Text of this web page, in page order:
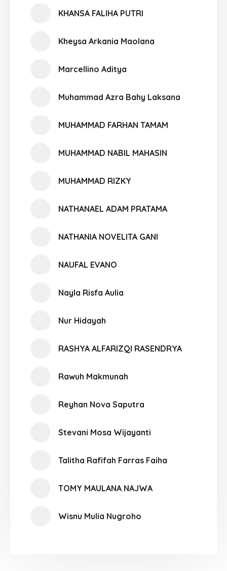
KHANSA FALIHA PUTRI
Kheysa Arkania Maolana
Marcellino Aditya
Muhammad Azra Bahy Laksana
MUHAMMAD FARHAN TAMAM
MUHAMMAD NABIL MAHASIN
MUHAMMAD RIZKY
NATHANAEL ADAM PRATAMA
NATHANIA NOVELITA GANI
NAUFAL EVANO
Nayla Risfa Aulia
Nur Hidayah
RASHYA ALFARIZQI RASENDRYA
Rawuh Makmunah
Reyhan Nova Saputra
Stevani Mosa Wijayanti
Talitha Rafifah Farras Faiha
TOMY MAULANA NAJWA
Wisnu Mulia Nugroho